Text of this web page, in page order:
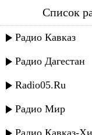
Список
Радио Кавказ
Радио Дагестан
Radio05.Ru
Радио Мир
Радио Кавказ-
Недавно